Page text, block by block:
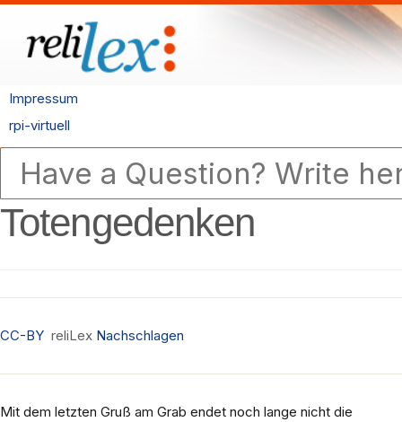
Impressum
rpi-virtuell
Totengedenken
CC-BY reliLex Nachschlagen
Mit dem letzten Gruß am Grab endet noch lange nicht die